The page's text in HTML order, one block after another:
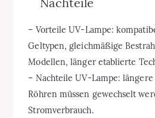
– Vorteile UV-Lampe:
Geltypen, gleichmäßige
Modellen, länger etablierte
– Nachteile UV-Lampe:
Röhren müssen gewechselt
Stromverbrauch.